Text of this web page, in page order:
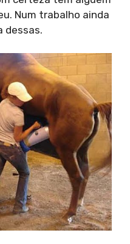
Num trabalho ainda
dessas.